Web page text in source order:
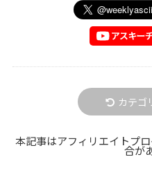
カテゴ
本記事はアフィリエイトプ
合が